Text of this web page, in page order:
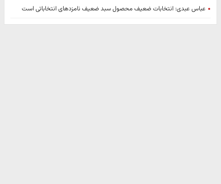
عباس عبدی: انتخابات ضعیف محصول سبد ضعیف نامزدهای انتخاباتی است